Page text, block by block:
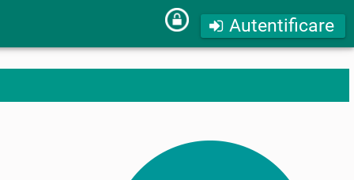
Autentificare